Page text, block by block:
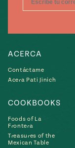
ACERCA
Contáctame
Acera Pati Jinich
COOKBOOKS
Foods of La
Frontera
Treasures of the
Mexican Table